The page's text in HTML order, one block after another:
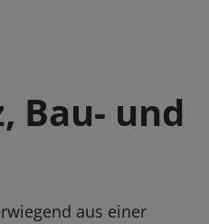
Bau- und
aus einer